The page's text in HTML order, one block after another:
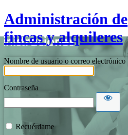
Administración de
fincas y alquileres
Nombre de usuario o correo electrónico
Contraseña
Recuérdame